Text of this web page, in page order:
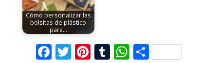
Cómo personalizar las
bolsitas de plástico
para…
F T Pi T W C